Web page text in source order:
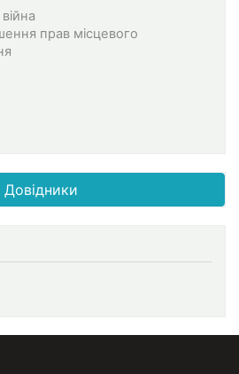
прав місцевого
Довідники